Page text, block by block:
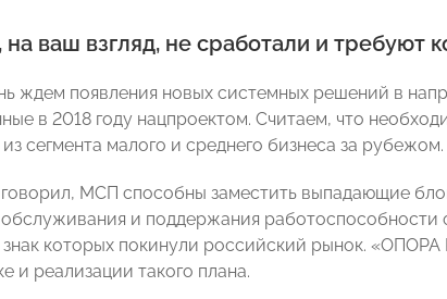
на ваш взгляд, не сработали и требуют
ждем появления новых системных решений в
в 2018 году нацпроектом. Считаем, что
сегмента малого и среднего бизнеса за рубежом.
МСП способны заместить выпадающие
и поддержания
которых покинули российский рынок.
и реализации такого плана.